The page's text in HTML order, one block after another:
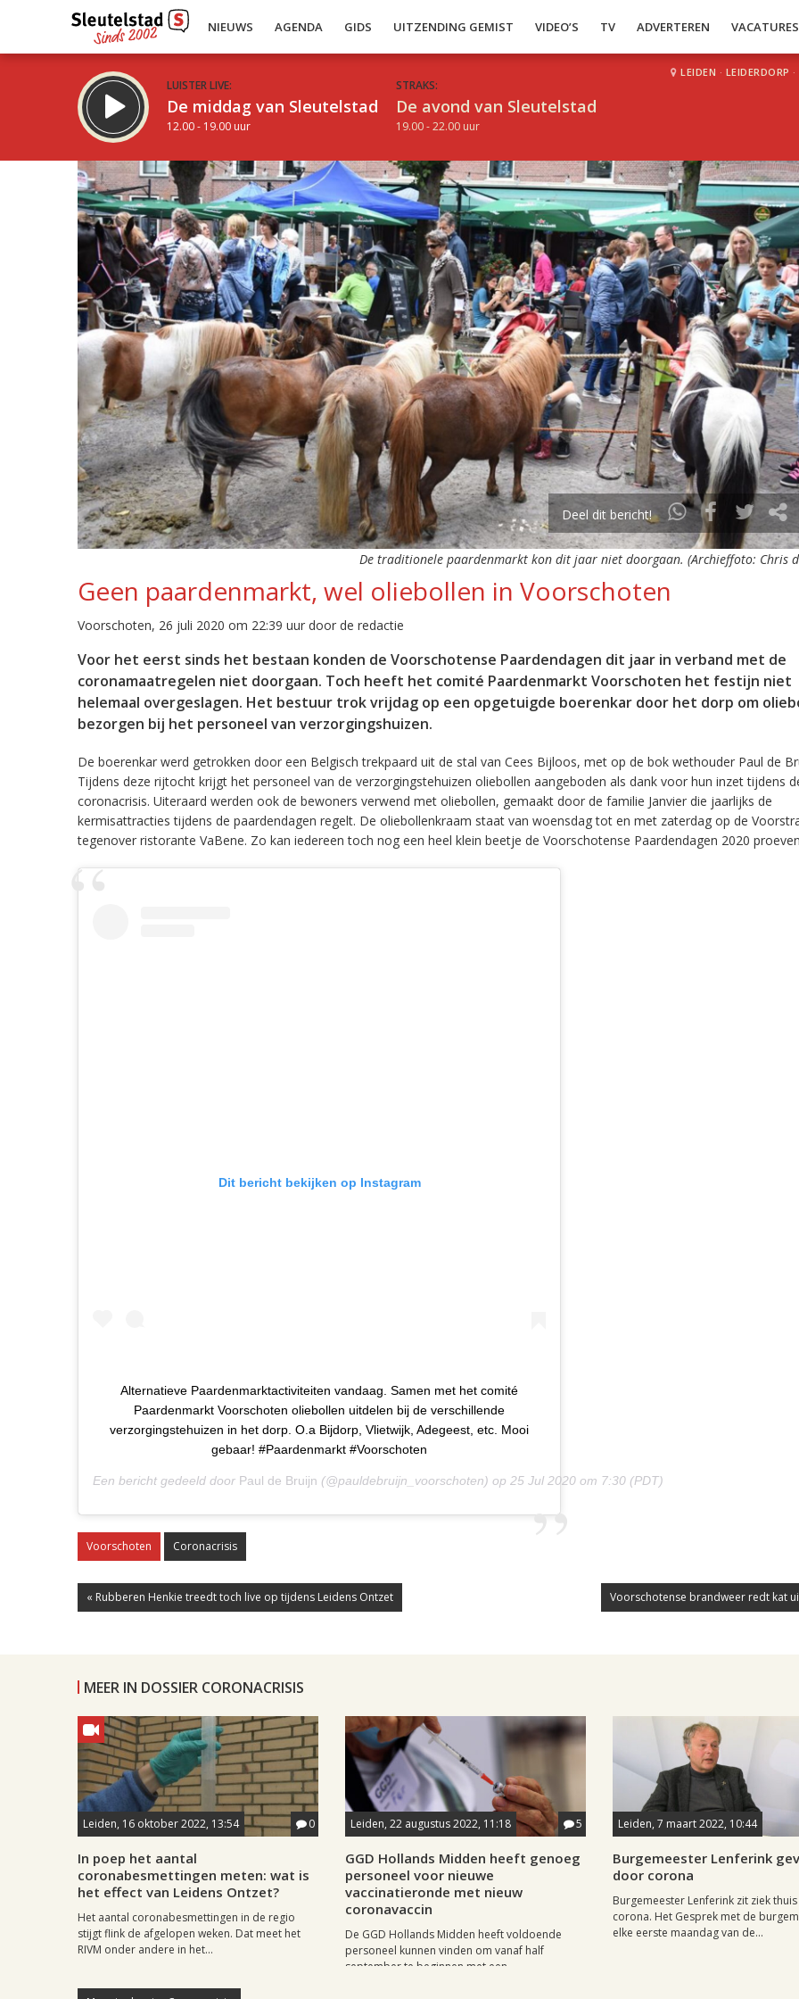
NIEUWS AGENDA GIDS UITZENDING GEMIST VIDEO’S TV ADVERTEREN VACATURES
LUISTER LIVE:
De middag van Sleutelstad
12.00 - 19.00 uur
STRAKS:
De avond van Sleutelstad
19.00 - 22.00 uur
LEIDEN · LEIDERDORP ·
Inklappen
Deel dit bericht!
De traditionele paardenmarkt kon dit jaar niet doorgaan. (Archieffoto: Chris
Geen paardenmarkt, wel oliebollen in Voorschoten
Voorschoten, 26 juli 2020 om 22:39 uur door de redactie
Voor het eerst sinds het bestaan konden de Voorschotense Paardendagen dit jaar in verband met de
coronamaatregelen niet doorgaan. Toch heeft het comité Paardenmarkt Voorschoten het festijn niet
helemaal overgeslagen. Het bestuur trok vrijdag op een opgetuigde boerenkar door het dorp om
bezorgen bij het personeel van verzorgingshuizen.
De boerenkar werd getrokken door een Belgisch trekpaard uit de stal van Cees Bijloos, met op de bok wethouder Paul de
Tijdens deze rijtocht krijgt het personeel van de verzorgingstehuizen oliebollen aangeboden als dank voor hun inzet tijdens
coronacrisis. Uiteraard werden ook de bewoners verwend met oliebollen, gemaakt door de familie Janvier die jaarlijks de
kermisattracties tijdens de paardendagen regelt. De oliebollenkraam staat van woensdag tot en met zaterdag op de
tegenover ristorante VaBene. Zo kan iedereen toch nog een heel klein beetje de Voorschotense Paardendagen 2020
Dit bericht bekijken op Instagram
Alternatieve Paardenmarktactiviteiten vandaag. Samen met het comité
Paardenmarkt Voorschoten oliebollen uitdelen bij de verschillende
verzorgingstehuizen in het dorp. O.a Bijdorp, Vlietwijk, Adegeest, etc. Mooi
gebaar! #Paardenmarkt #Voorschoten
Een bericht gedeeld door Paul de Bruijn (@pauldebruijn_voorschoten) op 25 Jul 2020 om 7:30 (PDT)
Voorschoten Coronacrisis
« Rubberen Henkie treedt toch live op tijdens Leidens Ontzet Voorschotense brandweer redt kat
MEER IN DOSSIER CORONACRISIS
Leiden, 16 oktober 2022, 13:54 0
In poep het aantal
coronabesmettingen meten: wat is
het effect van Leidens Ontzet?
Het aantal coronabesmettingen in de regio
stijgt flink de afgelopen weken. Dat meet het
RIVM onder andere in het...
Leiden, 22 augustus 2022, 11:18 5
GGD Hollands Midden heeft genoeg
personeel voor nieuwe
vaccinatieronde met nieuw
coronavaccin
De GGD Hollands Midden heeft voldoende
personeel kunnen vinden om vanaf half
september te beginnen met een...
Leiden, 7 maart 2022, 10:44
Burgemeester Lenferink
door corona
Burgemeester Lenferink zit ziek
corona. Het Gesprek met de
elke eerste maandag van de...